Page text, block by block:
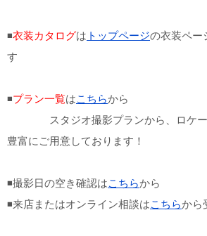
◾️衣装カタログは トップページの衣装ペー
す
◾️プラン一覧はこちらから
スタジオ撮影プランから、ロケー
豊富にご用意しております！
◾️撮影日の空き確認はこちらから
◾️来店またはオンライン相談はこちらから